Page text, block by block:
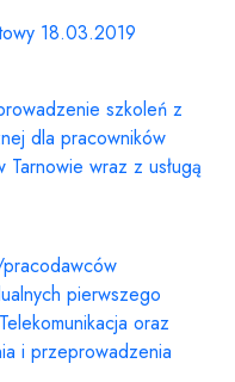
18.03.2019
szkoleń z
dla pracowników
wraz z usługą
pierwszego
oraz
i przeprowadzenia